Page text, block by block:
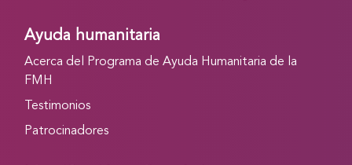
Ayuda humanitaria
Acerca del Programa de Ayuda Humanitaria de la
FMH
Testimonios
Patrocinadores